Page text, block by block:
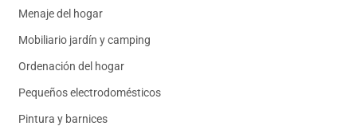
Menaje del hogar
Mobiliario jardín y camping
Ordenación del hogar
Pequeños electrodomésticos
Pintura y barnices